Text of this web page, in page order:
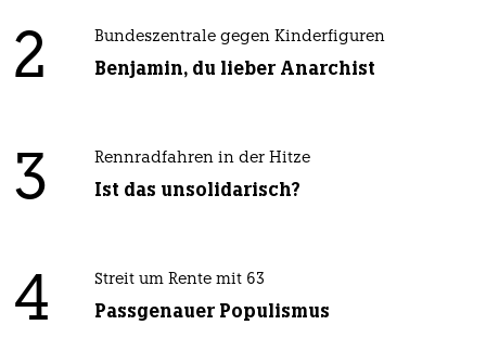
2 Bundeszentrale gegen Kinderfiguren
Benjamin, du lieber Anarchist
3 Rennradfahren in der Hitze
Ist das unsolidarisch?
4 Streit um Rente mit 63
Passgenauer Populismus